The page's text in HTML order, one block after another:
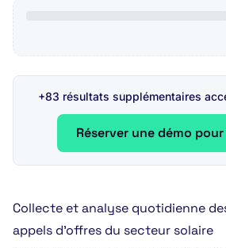
+83 résultats supplémentaires
Réserver une démo
Collecte et analyse quotidienne
appels d’offres du secteur solaire